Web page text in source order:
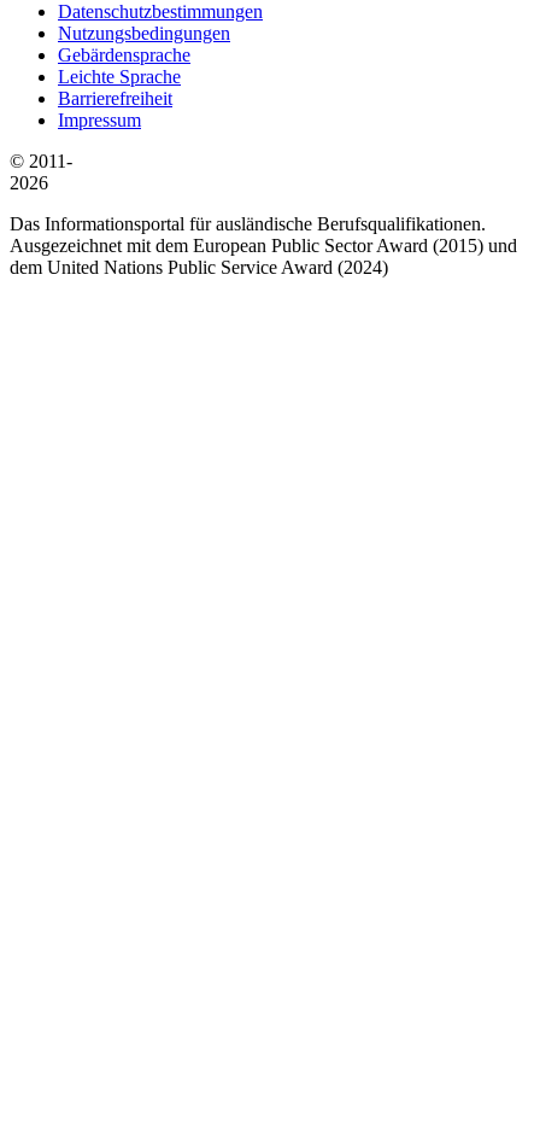
Datenschutzbestimmungen
Nutzungsbedingungen
Gebärdensprache
Leichte Sprache
Barrierefreiheit
Impressum
© 2011-
2026
Das Informationsportal für ausländische Berufsqualifikationen.
Ausgezeichnet mit dem European Public Sector Award (2015) und
dem United Nations Public Service Award (2024)